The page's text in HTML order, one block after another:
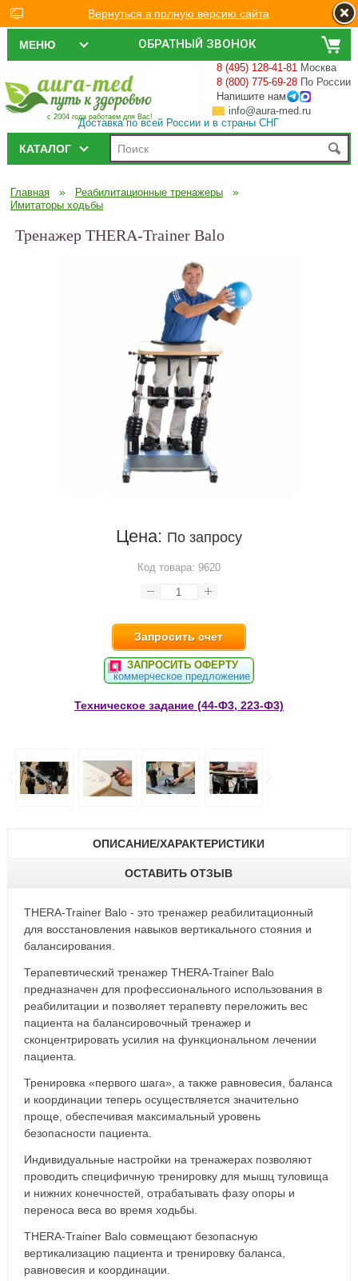
ОБРАТНЫЙ ЗВОНОК
МЕНЮ
с 2004 года работаем для Вас!
8 (495) 128-41-81 Москва
8 (800) 775-69-28 По России
Напишите нам
info@aura-med.ru
Доставка по всей России и в страны СНГ
КАТАЛОГ
Главная » Реабилитационные тренажеры »
Имитаторы ходьбы
Тренажер THERA-Trainer Balo
Цена: По запросу
Код товара: 9620
Запросить счет
ЗАПРОСИТЬ ОФЕРТУ
коммерческое предложение
Техническое задание (44-Ф3, 223-Ф3)
ОПИСАНИЕ/ХАРАКТЕРИСТИКИ
ОСТАВИТЬ ОТЗЫВ
THERA-Trainer Balo - это тренажер реабилитационный
для восстановления навыков вертикального стояния и
балансирования.
Терапевтический тренажер THERA-Trainer Balo
предназначен для профессионального использования в
реабилитации и позволяет терапевту переложить вес
пациента на балансировочный тренажер и
сконцентрировать усилия на функциональном лечении
пациента.
Тренировка «первого шага», а также равновесия, баланса
и координации теперь осуществляется значительно
проще, обеспечивая максимальный уровень
безопасности пациента.
Индивидуальные настройки на тренажерах позволяют
проводить специфичную тренировку для мышц туловища
и нижних конечностей, отрабатывать фазу опоры и
переноса веса во время ходьбы.
THERA-Trainer Balo совмещают безопасную
вертикализацию пациента и тренировку баланса,
равновесия и координации.
Вернуться в полную версию сайта